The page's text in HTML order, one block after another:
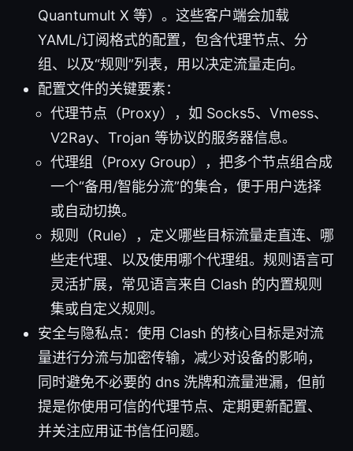
Quantumult X 等）。这些客户端会加载
YAML/订阅格式的配置，包含代理节点、分
组、以及“规则”列表，用以决定流量走向。
配置文件的关键要素：
代理节点（Proxy），如 Socks5、Vmess、
V2Ray、Trojan 等协议的服务器信息。
代理组（Proxy Group），把多个节点组合成
一个“备用/智能分流”的集合，便于用户选择
或自动切换。
规则（Rule），定义哪些目标流量走直连、哪
些走代理、以及使用哪个代理组。规则语言可
灵活扩展，常见语言来自 Clash 的内置规则
集或自定义规则。
安全与隐私点：使用 Clash 的核心目标是对流
量进行分流与加密传输，减少对设备的影响，
同时避免不必要的 dns 洗牌和流量泄漏，但前
提是你使用可信的代理节点、定期更新配置、
并关注应用证书信任问题。